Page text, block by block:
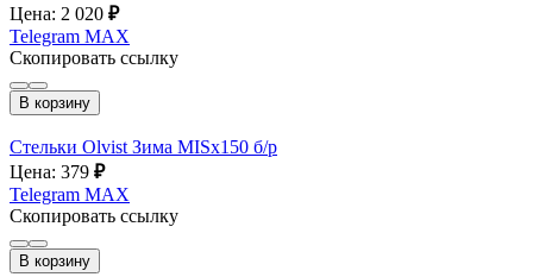
Цена: 2 020 ₽
Telegram MAX
Скопировать ссылку
В корзину
Стельки Olvist Зима MISх150 б/р
Цена: 379 ₽
Telegram MAX
Скопировать ссылку
В корзину